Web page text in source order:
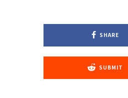
SHARE
SUBMIT